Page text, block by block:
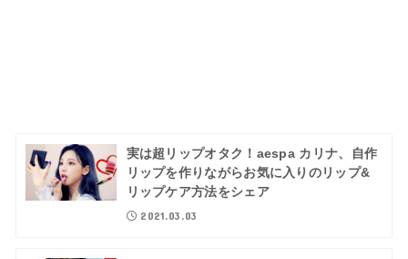
実は超リップオタク！aespa カリナ、自作
リップを作りながらお気に入りのリップ&
リップケア方法をシェア
2021.03.03